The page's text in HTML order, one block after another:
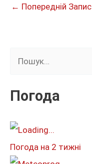
← Попередній Запис
к
т
:
Погода
Погода на 2 тижні